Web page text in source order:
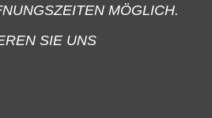
MÖGLICH.
SIE UNS